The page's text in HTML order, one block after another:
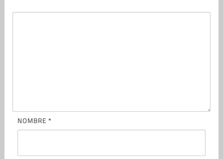
NOMBRE *